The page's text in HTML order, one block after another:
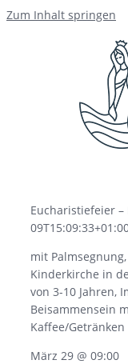
Zum Inhalt springen
Eucharistiefeier –
mit
Kinderkirche in
von 3-10 Jahren,
Beisammensein
Kaffee/Getränken
März 29 @ 09:00